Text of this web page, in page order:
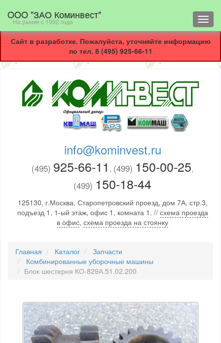
OOO "ЗАО Коминвест"
На рынке с 1992 года
Сайт в разработке. Пожалуйста, уточняйте информацию
по тел. 8 (495) 925-66-11
info@kominvest.ru
(495) 925-66-11 , (499) 150-00-25,
(499) 150-18-44
125130, г.Москва, Старопетровский проезд, дом 7А, стр.3,
подъезд 1, 1-ый этаж, офис 1, комната 1. // схема проезда
в офис, схема проезда на стоянку
Главная Каталог
Запчасти
Комбинированные уборочные машины
Блок шестерня КО-829А.51.02.200